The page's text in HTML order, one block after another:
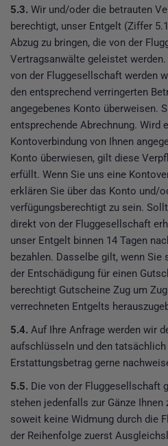
5.3. Wir und/oder die betrauten
berechtigt, unser Entgelt (Ziffer
Abzug zu bringen, die von der
Vertragsanwälte geleistet
von der Fluggesellschaft werden
den entsprechend verringerten
angegebenes Konto überweisen.
entsprechende Abrechnung. Wird
Kontoverbindung von Ihnen
Konto überwiesen, gilt diese
erfüllt. Wenn Sie uns eine
erklären Sie über das Konto und/
verfügungsberechtigt zu sein.
direkt von der Fluggesellschaft
unser Entgelt binnen 14 Tagen
bezahlen. Dasselbe gilt, wenn
der Entschädigung für einen
berechtigt Gutscheine Zug um
verrechneten Entgelts
5.4. Auf Ihre Anfrage werden wir
aufschlüsseln und den
Erstattungsbetrag gerne
5.5. Die von der Fluggesellschaft
stehen jedenfalls zur Gänze Ihnen
soweit keine Widmung durch die
der Reihenfolge zuerst